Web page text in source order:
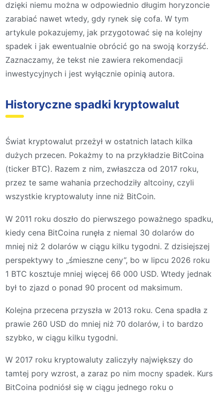
dzięki niemu można w odpowiednio długim horyzoncie
zarabiać nawet wtedy, gdy rynek się cofa. W tym
artykule pokazujemy, jak przygotować się na kolejny
spadek i jak ewentualnie obrócić go na swoją korzyść.
Zaznaczamy, że tekst nie zawiera rekomendacji
inwestycyjnych i jest wyłącznie opinią autora.
Historyczne spadki kryptowalut
Świat kryptowalut przeżył w ostatnich latach kilka
dużych przecen. Pokażmy to na przykładzie BitCoina
(ticker BTC). Razem z nim, zwłaszcza od 2017 roku,
przez te same wahania przechodziły altcoiny, czyli
wszystkie kryptowaluty inne niż BitCoin.
W 2011 roku doszło do pierwszego poważnego spadku,
kiedy cena BitCoina runęła z niemal 30 dolarów do
mniej niż 2 dolarów w ciągu kilku tygodni. Z dzisiejszej
perspektywy to „śmieszne ceny”, bo w lipcu 2026 roku
1 BTC kosztuje mniej więcej 66 000 USD. Wtedy jednak
był to zjazd o ponad 90 procent od maksimum.
Kolejna przecena przyszła w 2013 roku. Cena spadła z
prawie 260 USD do mniej niż 70 dolarów, i to bardzo
szybko, w ciągu kilku tygodni.
W 2017 roku kryptowaluty zaliczyły największy do
tamtej pory wzrost, a zaraz po nim mocny spadek. Kurs
BitCoina podniósł się w ciągu jednego roku o